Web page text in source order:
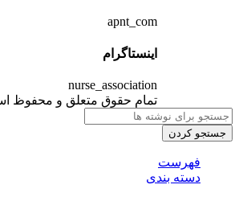
apnt_com
اینستاگرام
nurse_association
تمام حقوق متعلق و محفوظ
جستجو کردن
فهرست
دسته بندی